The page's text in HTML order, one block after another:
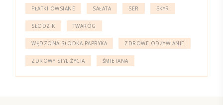
PŁATKI OWSIANE SAŁATA SER SKYR
SŁODZIK TWARÓG
WĘDZONA SŁODKA PAPRYKA ZDROWE ODŻYWIANIE
ZDROWY STYL ŻYCIA ŚMIETANA